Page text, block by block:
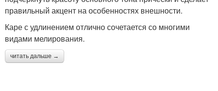
правильный акцент на особенностях внешности.
Каре с удлинением отлично сочетается со многими
видами мелирования.
читать дальше →